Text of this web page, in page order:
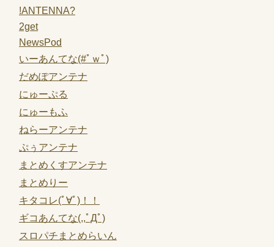
!ANTENNA?
2get
NewsPod
いーあんてな(#ﾟｗﾟ)
だめぽアンテナ
にゅーぷる
にゅーもふ
ねらーアンテナ
ぷぅアンテナ
まとめくすアンテナ
まとめりー
キタコレ(ﾟ∀ﾟ)！！
ギコあんてな(,,ﾟДﾟ)
スロパチまとめらいん